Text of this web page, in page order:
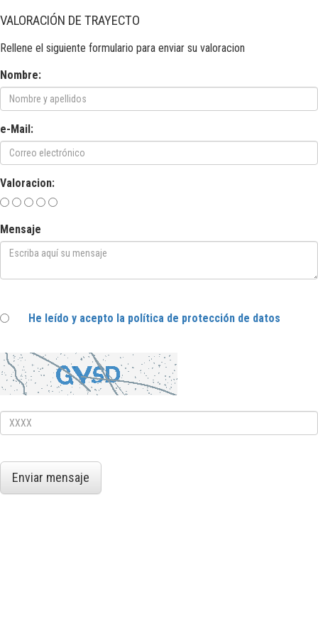
VALORACIÓN DE TRAYECTO
Rellene el siguiente formulario para enviar su valoracion
Nombre:
e-Mail:
Valoracion:
Mensaje
He leído y acepto la política de protección de datos
Enviar mensaje